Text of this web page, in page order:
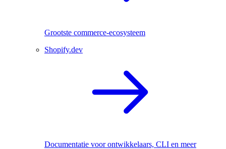
Grootste commerce-ecosysteem
Shopify.dev
Documentatie voor ontwikkelaars, CLI en meer